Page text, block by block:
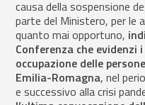
causa della sospensione
parte del Ministero, per le
quanto mai opportuno,
Conferenza che
occupazione delle
Emilia-Romagna, nel
e successivo alla crisi